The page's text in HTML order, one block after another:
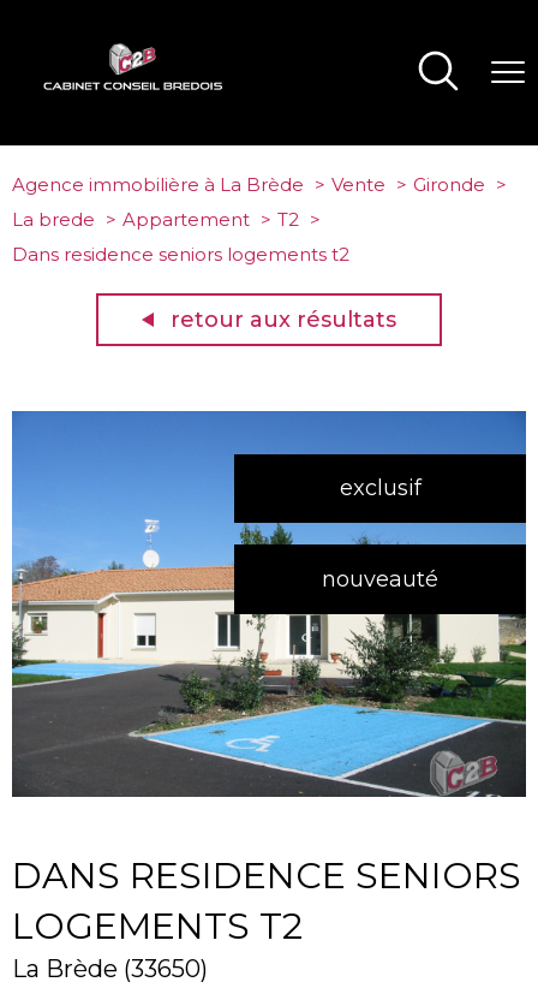
Agence immobilière à La Brède Vente
Gironde
La brede
Appartement
T2
Dans residence seniors logements t2
retour aux résultats
exclusif
nouveauté
DANS RESIDENCE SENIORS
LOGEMENTS T2
La Brède (33650)